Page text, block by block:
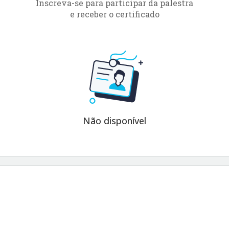
Inscreva-se para participar da palestra
e receber o certificado
Não disponível